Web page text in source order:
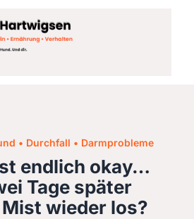
• Durchfall • Darmprobleme
endlich okay…
Tage später
wieder los?